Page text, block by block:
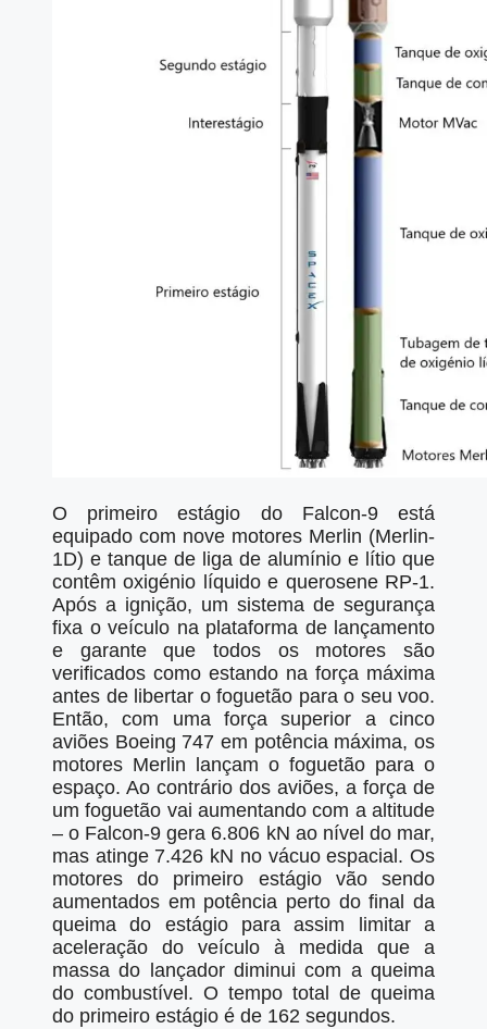
O primeiro estágio do Falcon-9 está
equipado com nove motores Merlin (Merlin-
1D) e tanque de liga de alumínio e lítio que
contêm oxigénio líquido e querosene RP-1.
Após a ignição, um sistema de segurança
fixa o veículo na plataforma de lançamento
e garante que todos os motores são
verificados como estando na força máxima
antes de libertar o foguetão para o seu voo.
Então, com uma força superior a cinco
aviões Boeing 747 em potência máxima, os
motores Merlin lançam o foguetão para o
espaço. Ao contrário dos aviões, a força de
um foguetão vai aumentando com a altitude
– o Falcon-9 gera 6.806 kN ao nível do mar,
mas atinge 7.426 kN no vácuo espacial. Os
motores do primeiro estágio vão sendo
aumentados em potência perto do final da
queima do estágio para assim limitar a
aceleração do veículo à medida que a
massa do lançador diminui com a queima
do combustível. O tempo total de queima
do primeiro estágio é de 162 segundos.